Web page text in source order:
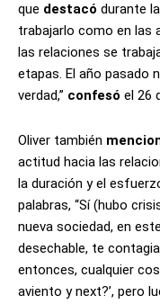
que destacó durante
trabajarlo como en las
las relaciones se
etapas. El año pasado
verdad,” confesó el 26
Oliver también
actitud hacia las
la duración y el
palabras, “Sí (hubo
nueva sociedad, en
desechable, te
entonces, cualquier
aviento y next?’, pero